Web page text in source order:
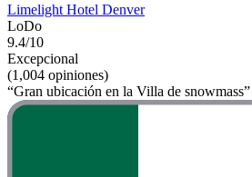
Limelight Hotel Denver
LoDo
9.4/10
Excepcional
(1,004 opiniones)
“Gran ubicación en la Villa de snowmass”